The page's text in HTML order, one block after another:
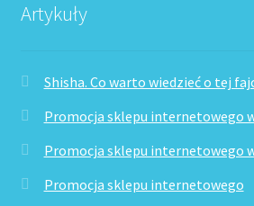
Artykuły
Shisha. Co warto wiedzieć o tej
Promocja sklepu internetowego
Promocja sklepu internetowego
Promocja sklepu internetowego